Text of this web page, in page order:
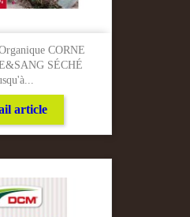
CORNE
SÉCHÉ
article